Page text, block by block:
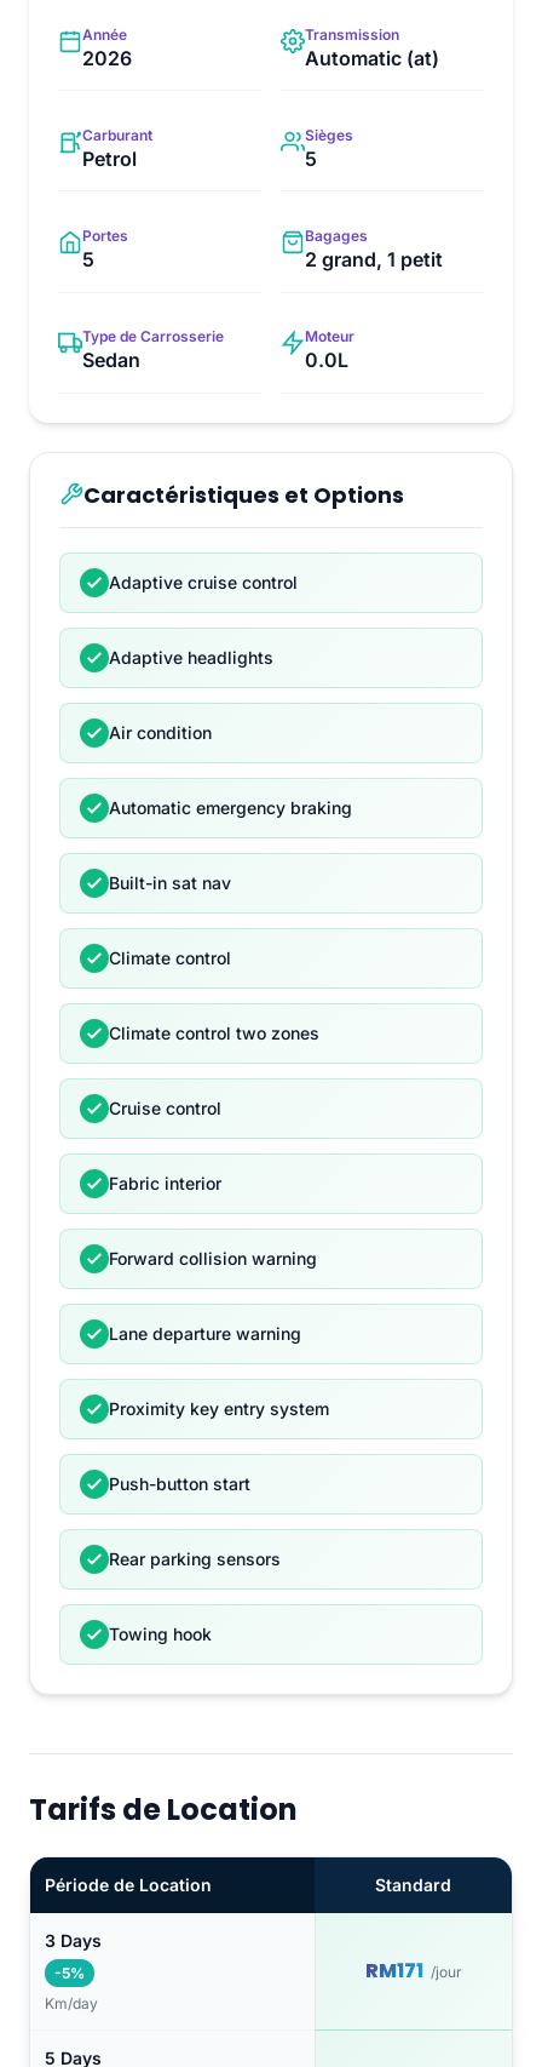
Année
2026
Transmission
Automatic (at)
Carburant
Petrol
Sièges
5
Portes
5
Bagages
2 grand, 1 petit
Type de Carrosserie
Sedan
Moteur
0.0L
Caractéristiques et Options
Adaptive cruise control
Adaptive headlights
Air condition
Automatic emergency braking
Built-in sat nav
Climate control
Climate control two zones
Cruise control
Fabric interior
Forward collision warning
Lane departure warning
Proximity key entry system
Push-button start
Rear parking sensors
Towing hook
Tarifs de Location
Période de Location Standard
3 Days
-5%
Km/day
RM171 /jour
5 Days